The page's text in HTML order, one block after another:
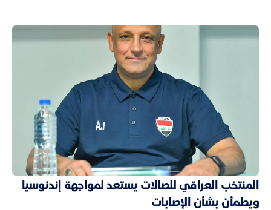
المنتخب العراقي للصالات يستعد لمواجهة إندنوسيا
ويطمأن بشأن الإصابات